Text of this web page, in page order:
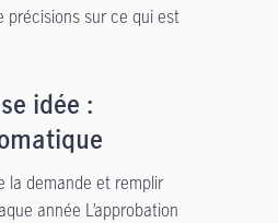
précisions sur ce qui est
idée :
la demande et remplir
année L’approbation